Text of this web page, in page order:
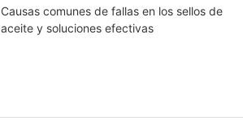
Causas comunes de fallas en los sellos de
aceite y soluciones efectivas